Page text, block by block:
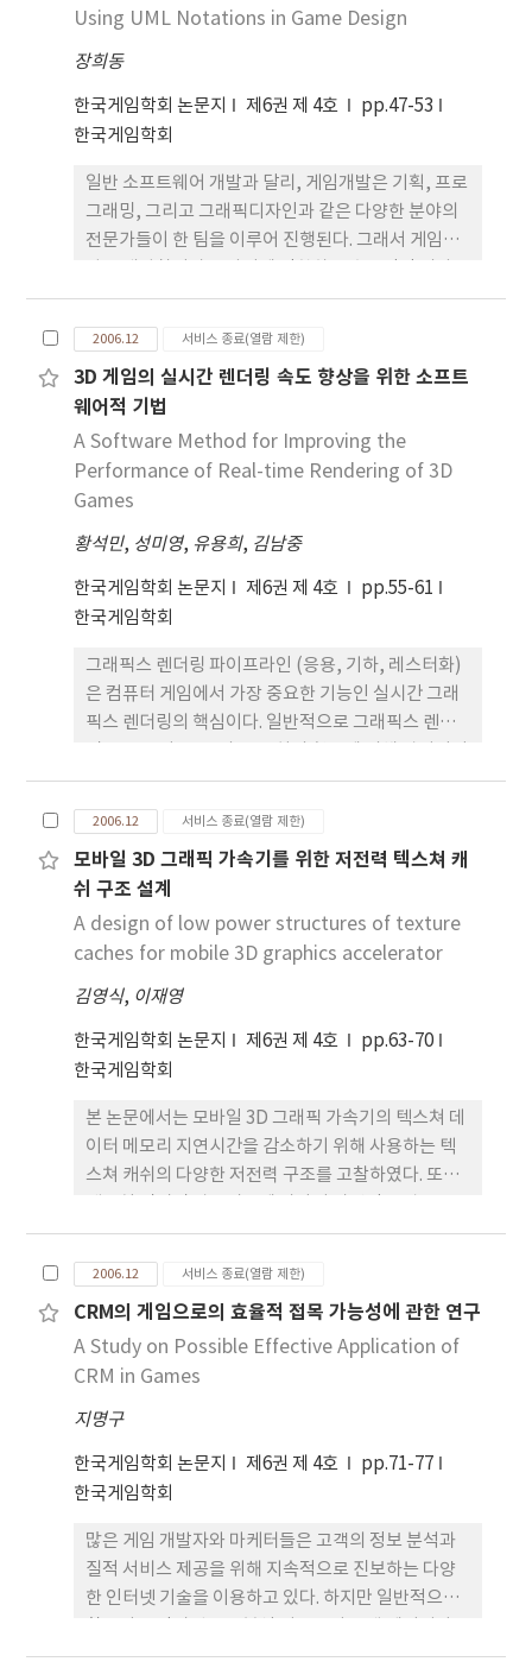
현방식, 스크립트언어 표현방식에 대해 비교분석을
표현능력, 논리적 표현능력, 자동화된 검증 가능성,
그리고 효율적 형상관리 가능성에 대하여 이루어졌
다. 비교분석결과 UML 표기방식이 가장 적합하였다.
방법의 연구개발이 필요한 것으로 판단되었다.
Using UML Notations in Game Design
장희동
한국게임학회 논문지 제6권 제 4호
pp.47-53
한국게임학회
일반 소프트웨어 개발과 달리, 게임개발은 기획, 프로
그래밍, 그리고 그래픽디자인과 같은 다양한 분야의
전문가들이 한 팀을 이루어 진행된다. 그래서 게임개
통이 매우 어려운 특징이 있다. 성공적인 게임개발을
위해서, 게임디자인문서의 설계내용들을 모든 개발
참여자들이 정확하게 이해하고 있어야 한다. 특히 게
임디자인 설계요소인 게임메카닉스는 게임플레이 로
직이 집중되어 있기 때문에, 오류 없는 내용과 오류 없
는 표현, 그리고 모든 개발참여자들의 정확한 이해가
요구된다. 그러나 게임개발의 규모가 커지면서, 게임
메카닉스의 내용도 복잡하고 방대하여, 개발 참여자
었다. 또한 게임메카닉스의 변경관리를 위한 형상관
리가 복잡해져 그 효율성이 떨어지게 된다. 이러한 문
제를 해결하기 위해 본 논문에서는 UML표기법을 활
방법은 게임메카닉스의 설계내용을 UML표기법을
사용하여 표현하기 때문에, 비주얼적 표현과 논리적
표현을 동시에 만족한다. 또한 UML 모델기반 형상관
관리가 가능하다. 제안하는 표현방법의 효과성을 제
시하기 위해, 「듀드를 잡아라」 게임디자인문서의
내용을 제안하는 방법으로 변환하여 표현해서 비주얼
적 표현능력, 논리적 표현능력, 그리고 효율적인 형상
관리 가능성을 보여주었다.
2006.12 서비스 종료(열람 제한)
3D 게임의 실시간 렌더링 속도 향상을 위한 소프트
웨어적 기법
A Software Method for Improving the
Performance of Real-time Rendering of 3D
Games
황석민, 성미영, 유용희, 김남중
한국게임학회 논문지 제6권 제 4호
pp.55-61
한국게임학회
그래픽스 렌더링 파이프라인 (응용, 기하, 레스터화)
은 컴퓨터 게임에서 가장 중요한 기능인 실시간 그래
픽스 렌더링의 핵심이다. 일반적으로 그래픽스 렌더
이 협조 과정에서 병목이 발생할 수 있다. 본 논문에서
는 CPU와 GPV 사이에 발생하는 병목현상을 줄이는
데 초점을 맞추어, 보통은 하나의 스레드로 처리되는
CPU 연산을 순수 CPU 연산과 GPV와 연관된 연산의
두 가지로 구분하여 서로 독립적인 스레드로 병렬처
리 되게 함으로써 실시간 그래픽스 렌더링의 성능을
향상시키는 방법을 제안한다. 이 방법은 CPU와 GPV
화한다. 실험을 통하여 제안하는 방법이 기존의 방법
보다 더 빠르게 그래픽스 렌더링을 수행함을 검증하
였다. 또한 본 논문에서는 CPU와 GPU의 협조 과정
하여 렌더링 파이프라인의 균형을 맞추면서 렌더링의
질을 높이는 방법도 제안한다. 제안하는 방법들을 우
리가 개발한 네트워크 게임 엔진에 적용하여 실제 시
2006.12 서비스 종료(열람 제한)
모바일 3D 그래픽 가속기를 위한 저전력 텍스쳐 캐
쉬 구조 설계
A design of low power structures of texture
caches for mobile 3D graphics accelerator
김영식, 이재영
한국게임학회 논문지 제6권 제 4호
pp.63-70
한국게임학회
본 논문에서는 모바일 3D 그래픽 가속기의 텍스쳐 데
이터 메모리 지연시간을 감소하기 위해 사용하는 텍
스쳐 캐쉬의 다양한 저전력 구조를 고찰하였다. 또한
전환 기준을 갖는 텍스쳐 캐쉬를 설계하였다. 각 텍스
쳐 캐쉬 구조의 성능 비교 분석을 위하여 Quake 게임
엔진을 벤치마크로 사용한 트레이스 기반의 시뮬레이
션을 수행하였다. 또한 저전력 텍스쳐 캐쉬 구조에 적
합한 텍스쳐 필터링 알고리즘에 따라서 가변적 전력
모드 전환 기준을 갖는 알고리즘을 제안하고 시뮬레
2006.12 서비스 종료(열람 제한)
CRM의 게임으로의 효율적 접목 가능성에 관한 연구
A Study on Possible Effective Application of
CRM in Games
지명구
한국게임학회 논문지 제6권 제 4호
pp.71-77
한국게임학회
많은 게임 개발자와 마케터들은 고객의 정보 분석과
질적 서비스 제공을 위해 지속적으로 진보하는 다양
한 인터넷 기술을 이용하고 있다. 하지만 일반적으로
커뮤니티 활동으로부터의 단편적인 게임이용자의 정